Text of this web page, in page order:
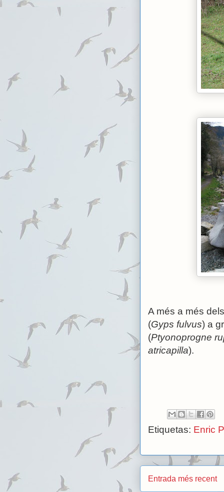
A més a més
(Gyps fulvus) a
(Ptyonoprogne
atricapilla).
Etiquetas: Enric
Entrada més recent